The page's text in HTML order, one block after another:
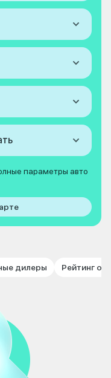
параметры авто
дилеры Рейтинг